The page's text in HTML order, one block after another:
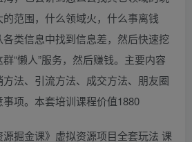
范围，什么领域火，什么事离钱
类信息中找到信息差，然后快速挖
“懒人”服务，然后赚钱。主要内容
法、引流方法、成交方法、朋友圈
项。本套培训课程价值1880
掘金课》虚拟资源项目全套玩法 课